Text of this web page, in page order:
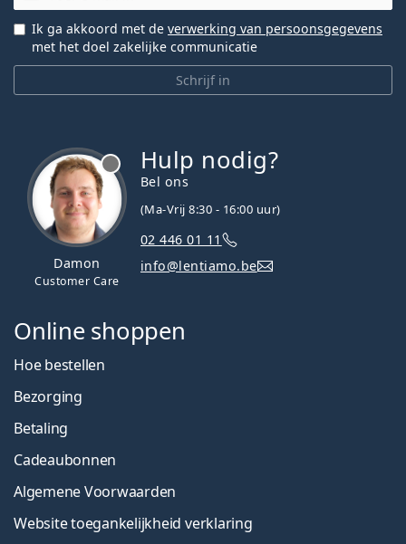
Schrijf in
Ik ga akkoord met de verwerking van persoonsgegevens
met het doel zakelijke communicatie
Damon
Customer Care
Hulp nodig?
Bel ons
(Ma-Vrij 8:30 - 16:00 uur)
02 446 01 11
info@lentiamo.be
Online shoppen
Hoe bestellen
Bezorging
Betaling
Cadeaubonnen
Algemene Voorwaarden
Website toegankelijkheid verklaring